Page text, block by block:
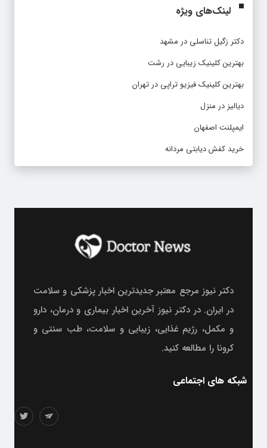
لینک‌های ویژه
دکتر زگیل تناسلی در مشهد
بهترین کلینیک زیبایی در رشت
بهترین کلینیک فیزیو تراپی در تهران
دیالیز در منزل
ایمپلنت اصفهان
خرید کفش دیابتی مردانه
دکتر نیوز مرجع معتبر جدیدترین اخبار پزشکی و سلامت
در ایران. در دکتر نیوز آخرین اخبار بیماری و درمان، دارو
و مکمل، رژیم غذایی، زیبایی و سلامت، طب سنتی و
کرونا را مطالعه کنید.
شبکه های اجتماعی